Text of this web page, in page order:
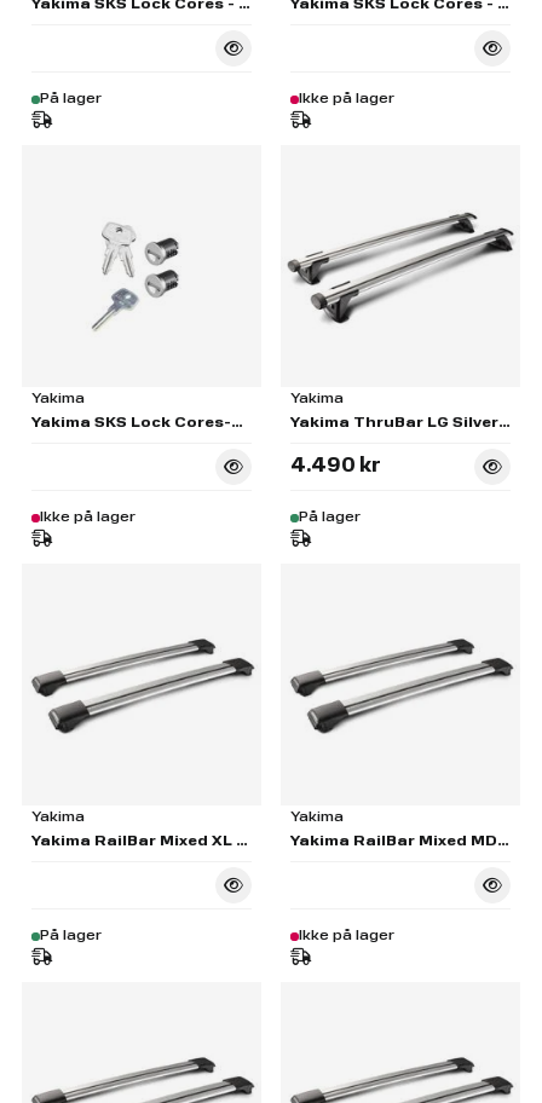
Yakima SKS Lock Cores - Set of 4
På lager
Yakima SKS Lock Cores - Set of 10
Ikke på lager
Yakima
Yakima SKS Lock Cores-2 Pack
Ikke på lager
Yakima
Yakima ThruBar LG Silver Pair S17
4.490 kr
På lager
Yakima
Yakima RailBar Mixed XL & XXL Silver Pair - S56
På lager
Yakima
Yakima RailBar Mixed MD & LG Silver Pair - S54
Ikke på lager